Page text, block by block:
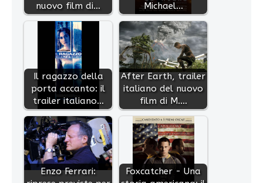
nuovo film di…
Michael…
Il ragazzo della
porta accanto: il
trailer italiano…
After Earth, trailer
italiano del nuovo
film di M.…
Enzo Ferrari:
Foxcatcher - Una